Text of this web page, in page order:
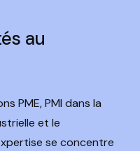
au
PME, PMI dans la
et le
se concentre